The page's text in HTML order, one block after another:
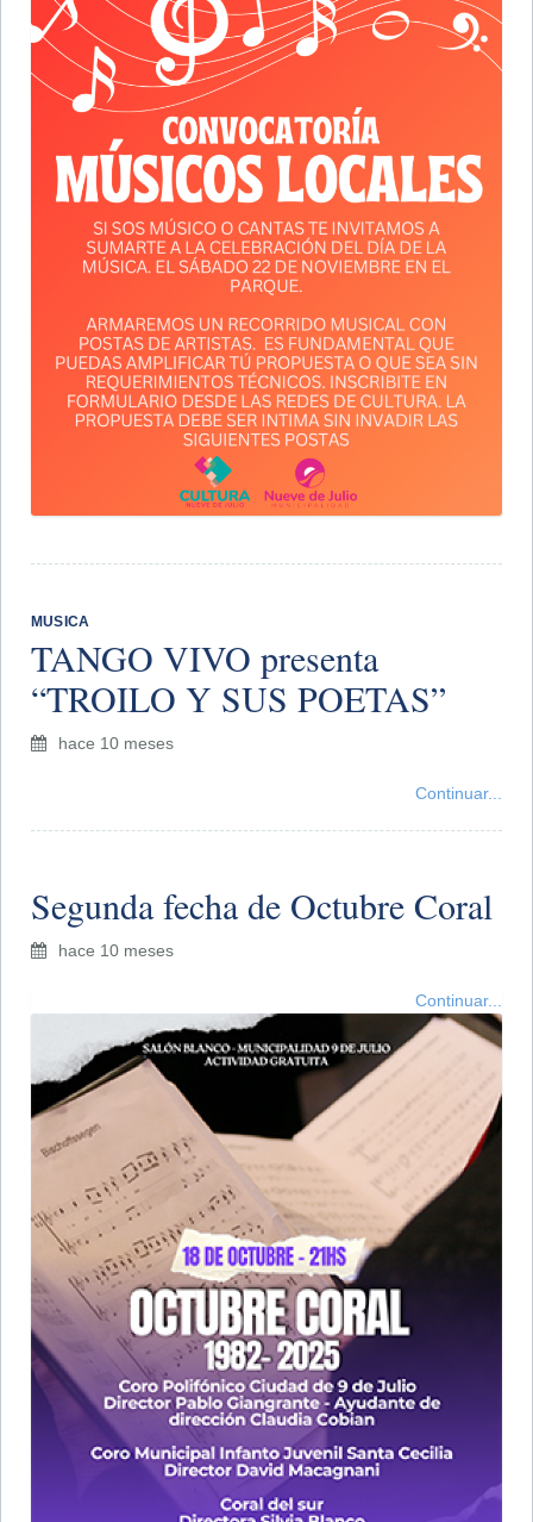
MUSICA
​TANGO VIVO presenta
“TROILO Y SUS POETAS”
hace 10 meses
Continuar...
​Segunda fecha de Octubre Coral
hace 10 meses
Continuar...